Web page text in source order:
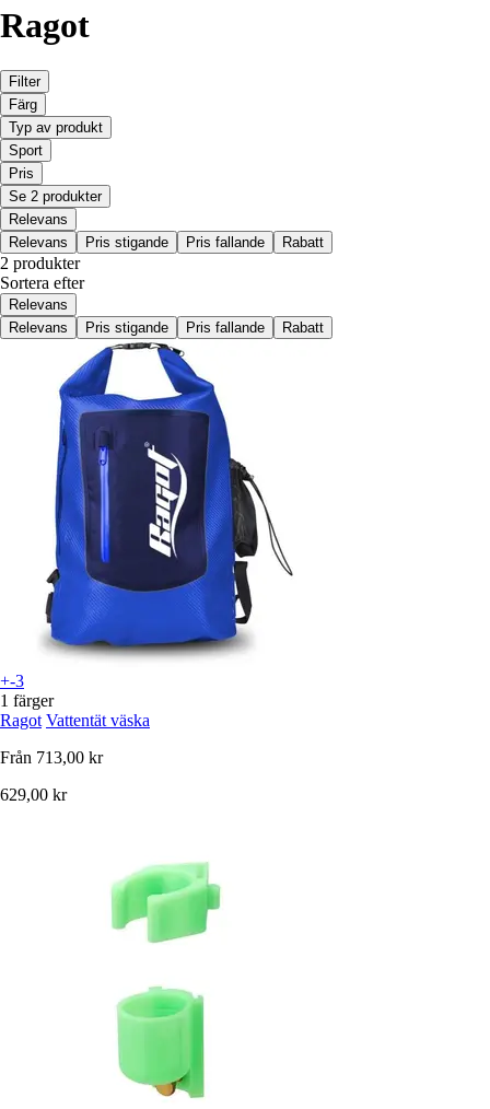
Ragot
Filter
Färg
Typ av produkt
Sport
Pris
Se 2 produkter
Relevans
Relevans
Pris stigande Pris fallande Rabatt
2 produkter
Sortera efter
Relevans
Relevans
Pris stigande Pris fallande Rabatt
+-3
1 färger
Ragot Vattentät väska
Från 713,00 kr
629,00 kr